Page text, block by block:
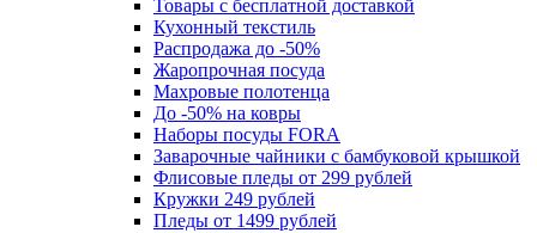
Товары с бесплатной доставкой
Кухонный текстиль
Распродажа до -50%
Жаропрочная посуда
Махровые полотенца
До -50% на ковры
Наборы посуды FORA
Заварочные чайники с бамбуковой крышкой
Флисовые пледы от 299 рублей
Кружки 249 рублей
Пледы от 1499 рублей